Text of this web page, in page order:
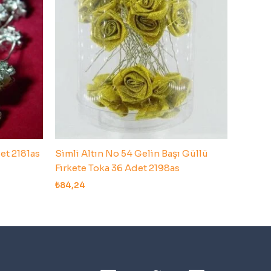
2181as
Simli Altın No 54 Gelin Başı Güllü
Firkete Toka 36 Adet 2198as
₺84,24